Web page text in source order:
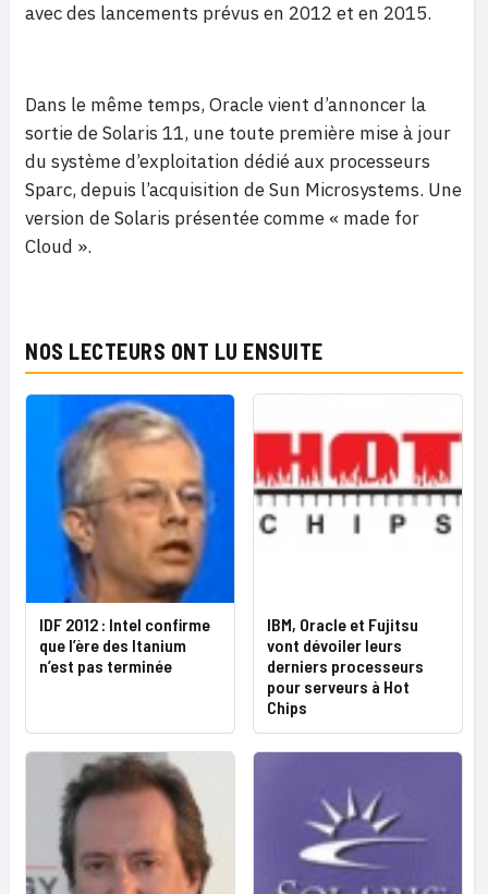
avec des lancements prévus en 2012 et en 2015.
Dans le même temps, Oracle vient d’annoncer la
sortie de Solaris 11, une toute première mise à jour
du système d’exploitation dédié aux processeurs
Sparc, depuis l’acquisition de Sun Microsystems. Une
version de Solaris présentée comme « made for
Cloud ».
NOS LECTEURS ONT LU ENSUITE
IDF 2012 : Intel confirme
que l’ère des Itanium
n’est pas terminée
IBM, Oracle et Fujitsu
vont dévoiler leurs
derniers processeurs
pour serveurs à Hot
Chips